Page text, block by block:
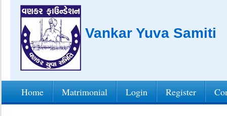
Vankar Yuva Samiti
Home Matrimonial Login Register